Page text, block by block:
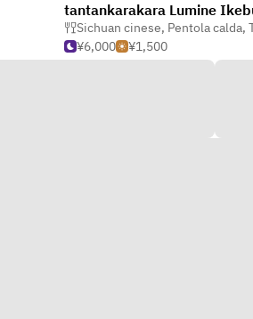
tantankarakara Lumine
Sichuan cinese, Pentola calda,
¥6,000
¥1,500